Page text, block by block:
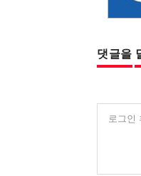
댓글을
로그인